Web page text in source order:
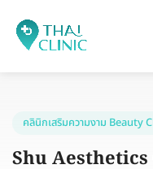
คลินิกเสริมความงาม